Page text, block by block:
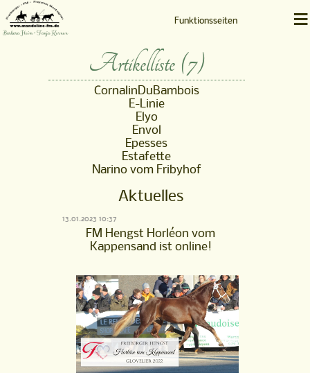
Barbara Heim • Tanja Kernen
Funktionsseiten ≡
Artikelliste (7)
CornalinDuBambois
E-Linie
Elyo
Envol
Epesses
Estafette
Narino vom Fribyhof
Aktuelles
13.01.2023 10:37
FM Hengst Horléon vom
Kappensand ist online!